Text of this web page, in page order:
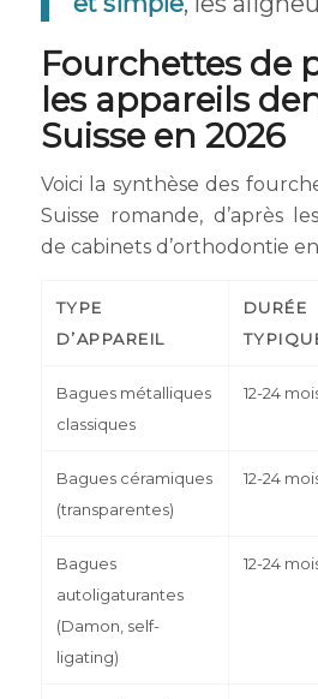
Fourchettes de
les appareils
Suisse en 2026
Voici la synthèse des
Suisse romande, d’après
de cabinets d’orthodontie
TYPE
D’APPAREIL
DURÉE
Bagues métalliques
classiques
12-24
Bagues céramiques
(transparentes)
12-24
Bagues
autoligaturantes
(Damon, self-
ligating)
12-24